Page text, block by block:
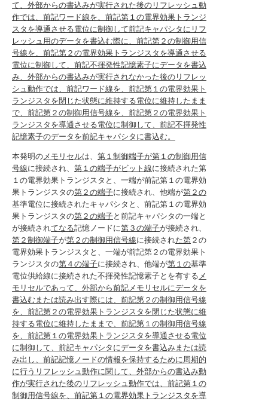
て、外部からの書込みが実行された後のリフレッシュ動
作では、前記ワード線を、前記第１の電界効果トランジ
スタを導通させる電位に制御して前記キャパシタにリフ
レッシュ用のデータを書込む際に、前記第２の制御用信
号線を、前記第２の電界効果トランジスタを導通させる
電位に制御して、前記不揮発性記憶素子にデータを書込
み、外部からの書込みが実行されなかった後のリフレッ
シュ動作では、前記ワード線を、前記第１の電界効果ト
ランジスタを閉じた状態に維持する電位に維持したまま
で、前記第２の制御用信号線を、前記第２の電界効果ト
ランジスタを導通させる電位に制御して、前記不揮発性
記憶素子のデータを前記キャパシタに書込む。
本発明のメモリセルは、 第１制御端子が第１の制御用信
号線に接続され、 第１の端子がビット線に接続された第
１の電界効果トランジスタと、一端が前記第１の電界効
果トランジスタの第２の端子に接続され、他端が第２の
基準電位に接続されたキャパシタと、前記第１の電界効
果トランジスタの第２の端子と前記キャパシタの一端と
が接続されてなる記憶ノードに第３の端子が接続され、
第２制御端子が第２の制御用信号線に接続された第 ２の
電界効果トランジスタと、一端が前記第２の電界効果ト
ランジスタの第４の端子に接続され、他端が第１の基準
電位供給線に接続された不揮発性記憶素子とを有する メ
モリセルであって、外部から前記メモリセルにデータを
書込むまたは読み出す際には、前記第２の制御用信号線
を、前記第２の電界効果トランジスタを閉じた状態に維
持する電位に維持したままで、前記第１の制御用信号線
を、前記第１の電界効果トランジスタを導通させる電位
に制御して、前記キャパシタにデータを書込みまたは読
み出し、前記記憶ノードの情報を保持するために周期的
に行うリフレッシュ動作に関して、外部からの書込み動
作が実行された後のリフレッシュ動作では、前記第１の
制御用信号線を、前記第１の電界効果トランジスタを導